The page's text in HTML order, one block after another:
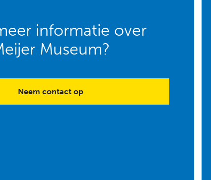
informatie over
Museum?
Neem contact op